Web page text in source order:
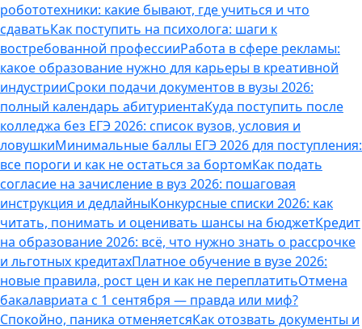
робототехники: какие бывают, где учиться и что
сдаватьКак поступить на психолога: шаги к
востребованной профессииРабота в сфере рекламы:
какое образование нужно для карьеры в креативной
индустрииСроки подачи документов в вузы 2026:
полный календарь абитуриентаКуда поступить после
колледжа без ЕГЭ 2026: список вузов, условия и
ловушкиМинимальные баллы ЕГЭ 2026 для поступления:
все пороги и как не остаться за бортомКак подать
согласие на зачисление в вуз 2026: пошаговая
инструкция и дедлайныКонкурсные списки 2026: как
читать, понимать и оценивать шансы на бюджетКредит
на образование 2026: всё, что нужно знать о рассрочке
и льготных кредитахПлатное обучение в вузе 2026:
новые правила, рост цен и как не переплатитьОтмена
бакалавриата с 1 сентября — правда или миф?
Спокойно, паника отменяетсяКак отозвать документы и